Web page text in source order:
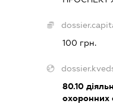
100 грн.
80.10
охоронних